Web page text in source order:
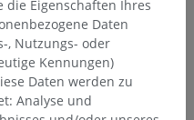
Eigenschaften Ihres
Daten
, Nutzungs- oder
Kennungen)
Daten werden zu
Analyse und